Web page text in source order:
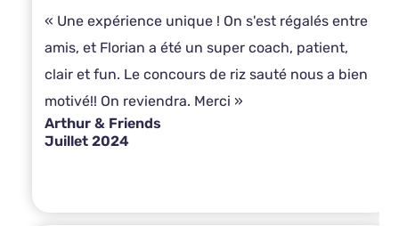
« Une expérience unique ! On s'est régalés entre
amis, et Florian a été un super coach, patient,
clair et fun. Le concours de riz sauté nous a bien
motivé!! On reviendra. Merci »
Arthur & Friends
Juillet 2024